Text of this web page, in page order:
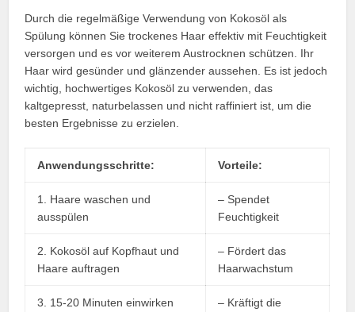
Durch die regelmäßige Verwendung von Kokosöl als
Spülung können Sie trockenes Haar effektiv mit Feuchtigkeit
versorgen und es vor weiterem Austrocknen schützen. Ihr
Haar wird gesünder und glänzender aussehen. Es ist jedoch
wichtig, hochwertiges Kokosöl zu verwenden, das
kaltgepresst, naturbelassen und nicht raffiniert ist, um die
besten Ergebnisse zu erzielen.
Anwendungsschritte: Vorteile:
1. Haare waschen und
ausspülen
– Spendet
Feuchtigkeit
2. Kokosöl auf Kopfhaut und
Haare auftragen
– Fördert das
Haarwachstum
3. 15-20 Minuten einwirken – Kräftigt die